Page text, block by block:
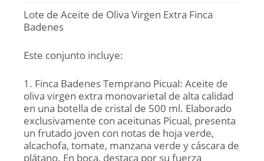
Lote de Aceite de Oliva Virgen Extra Finca
Badenes
Este conjunto incluye:
1. Finca Badenes Temprano Picual: Aceite de
oliva virgen extra monovarietal de alta calidad
en una botella de cristal de 500 ml. Elaborado
exclusivamente con aceitunas Picual, presenta
un frutado joven con notas de hoja verde,
alcachofa, tomate, manzana verde y cáscara de
plátano. En boca, destaca por su fuerza